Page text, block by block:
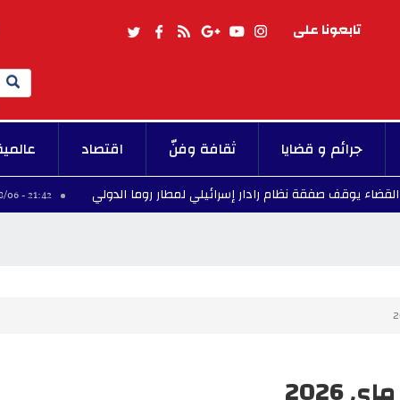
تابعونا على
Search
جرائم و قضايا ثقافة وفنّ اقتصاد
صفقة نظام رادار إسرائيلي لمطار روما الدولي 21:42 - 2026/08/06